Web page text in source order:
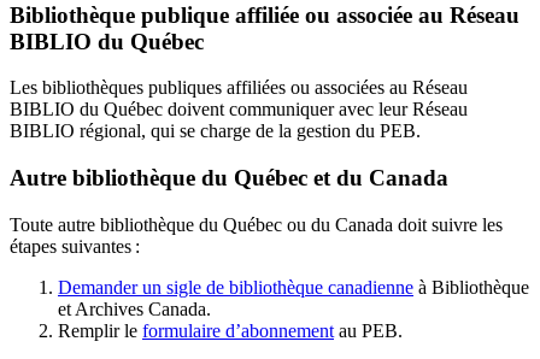
Bibliothèque publique affiliée ou associée au Réseau
BIBLIO du Québec
Les bibliothèques publiques affiliées ou associées au Réseau
BIBLIO du Québec doivent communiquer avec leur Réseau
BIBLIO régional, qui se charge de la gestion du PEB.
Autre bibliothèque du Québec et du Canada
Toute autre bibliothèque du Québec ou du Canada doit suivre les
étapes suivantes :
Demander un sigle de bibliothèque canadienne à Bibliothèque
et Archives Canada.
Remplir le formulaire d’abonnement au PEB.